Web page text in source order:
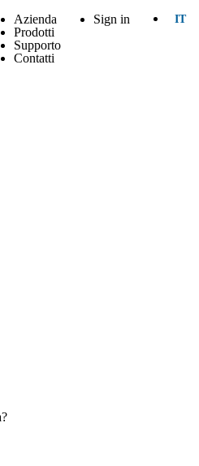
Azienda
Prodotti
Supporto
Contatti
Sign in IT